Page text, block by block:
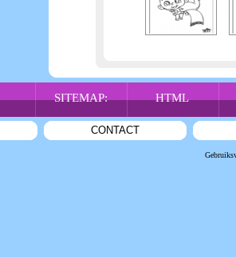
SITEMAP: HTML
CONTACT